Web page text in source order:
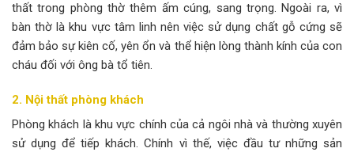
thất trong phòng thờ thêm ấm cúng, sang trọng. Ngoài ra, vì
bàn thờ là khu vực tâm linh nên việc sử dụng chất gỗ cứng sẽ
đảm bảo sự kiên cố, yên ổn và thể hiện lòng thành kính của con
cháu đối với ông bà tổ tiên.
2. Nội thất phòng khách
Phòng khách là khu vực chính của cả ngôi nhà và thường xuyên
sử dụng để tiếp khách. Chính vì thế, việc đầu tư những sản